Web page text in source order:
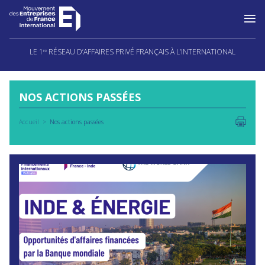
Aller
LE 1 ER RÉSEAU D’AFFAIRES PRIVÉ FRANÇAIS À L’INTERNATIONAL
NOS ACTIONS PASSÉES
Accueil Nos actions passées